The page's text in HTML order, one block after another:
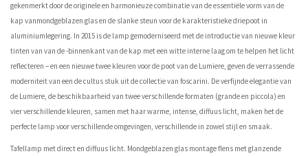
gekenmerkt door de originele en harmonieuze combinatie van de essentiële vorm van de
kap vanmondgeblazen glas en de slanke steun voor de karakteristieke driepoot in
aluminiumlegering. In 2015 is de lamp gemoderniseerd met de introductie van nieuwe kleur
tinten van van de -binnenkant van de kap met een witte interne laag om te helpen het licht
reflecteren – en een nieuwe twee kleuren voor de poot van de Lumiere, geven de verrassende
moderniteit van een de cultus stuk uit de collectie van foscarini. De verfijnde elegantie van
de Lumiere, de beschikbaarheid van twee verschillende formaten (grande en piccola) en
vier verschillende kleuren, samen met haar warme, intense, diffuus licht, maken het de
perfecte lamp voor verschillende omgevingen, verschillende in zowel stijl en smaak.
Tafellamp met direct en diffuus licht. Mondgeblazen glas montage flens met glanzende